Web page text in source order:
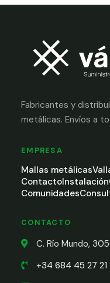
Fabricantes y
metálicas. Envíos a
EMPRESA
Mallas metálicas
ContactoInstalación
Comunidades
CONTACTO
C. Río Mundo,
+34 684 45 27 21